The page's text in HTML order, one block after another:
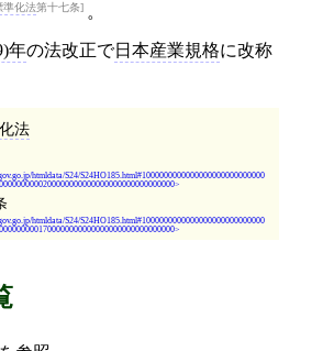
準化法第十七条 。
年の法改正で日本産業規格に改称
法
htmldata/S24/S24HO185.html#1000000000000000000000000000
htmldata/S24/S24HO185.html#1000000000000000000000000000